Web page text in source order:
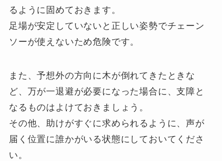
るように固めておきます。
足場が安定していないと正しい姿勢でチェーン
ソーが使えないため危険です。
また、予想外の方向に木が倒れてきたときな
ど、万が一退避が必要になった場合に、支障と
なるものはよけておきましょう。
その他、助けがすぐに求められるように、声が
届く位置に誰かがいる状態にしておいてくださ
い。